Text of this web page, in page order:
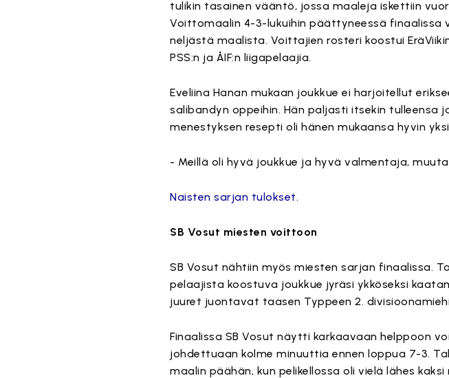
tulikin tasainen vääntö, jossa maaleja iskettiin
Voittomaalin 4-3-lukuihin päättyneessä finaalissa
neljästä maalista. Voittajien rosteri koostui
PSS:n ja ÅIF:n liigapelaajia.
Eveliina Hanan mukaan joukkue ei harjoitellut
salibandyn oppeihin. Hän paljasti itsekin tulleensa
menestyksen resepti oli hänen mukaansa hyvin
- Meillä oli hyvä joukkue ja hyvä valmentaja,
Naisten sarjan tulokset.
SB Vosut miesten voittoon
SB Vosut nähtiin myös miesten sarjan finaalissa.
pelaajista koostuva joukkue jyräsi ykköseksi
juuret juontavat taasen Typpeen 2.
Finaalissa SB Vosut näytti karkaavaan helppoon
johdettuaan kolme minuuttia ennen loppua 7-3.
maalin päähän, kun pelikellossa oli vielä lähes